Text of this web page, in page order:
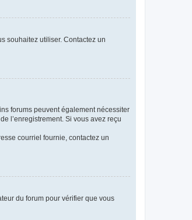
souhaitez utiliser. Contactez un
forums peuvent également nécessiter
l’enregistrement. Si vous avez reçu
courriel fournie, contactez un
du forum pour vérifier que vous